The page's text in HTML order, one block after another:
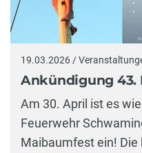
19.03.2026 /
Ankündigung 43.
Am 30. April ist es
Feuerwehr
Maibaumfest ein!